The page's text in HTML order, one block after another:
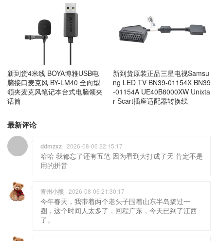
新到货4米线 BOYA博雅USB电
脑接口麦克风 BY-LM40 全向型
领夹麦克风笔记本台式电脑领夹
话筒
新到货原装正品三星电视Samsu
ng LED TV BN39-01154X BN39
-01154A UE40B8000XW Unixta
r Scart插座适配器转换线
最新评论
ddmzxz 2026-08-06 22:15:17
哈哈 我都忘了还有五笔 因为看到大打成了天 肯定不是
用的拼音
青州小熊 2026-08-06 21:30:17
今年春天，我带着两个老头子围着山东半岛搞过一
圈，这个时间人太多了，回程广东，今天已到了江西
了。